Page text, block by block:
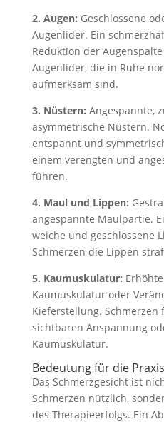
2. Augen: Geschlossene
Augenlider. Ein
Reduktion der
Augenlider, die in Ruhe
aufmerksam sind.
3. Nüstern: Angespannte,
asymmetrische Nüstern.
entspannt und
einem verengten und
führen.
4. Maul und Lippen:
angespannte Maulpartie.
weiche und geschlossene
Schmerzen die Lippen
5. Kaumuskulatur:
Kaumuskulatur oder
Kieferstellung.
sichtbaren Anspannung
Kaumuskulatur.
Bedeutung für die Praxis
Das Schmerzgesicht ist
Schmerzen nützlich,
des Therapieerfolgs. Ein